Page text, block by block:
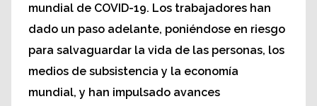
mundial de COVID-19. Los trabajadores han
dado un paso adelante, poniéndose en riesgo
para salvaguardar la vida de las personas, los
medios de subsistencia y la economía
mundial, y han impulsado avances